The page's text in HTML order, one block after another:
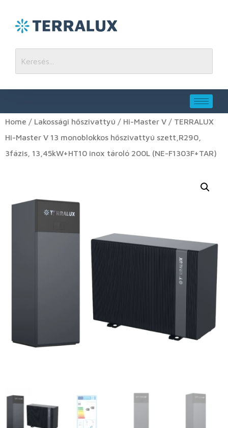
Home / Lakossági hőszivattyú / Hi-Master V / TERRALUX
Hi-Master V 13 monoblokkos hőszivattyú szett,R290,
3fázis, 13,45kW+HT10 inox tároló 200L (NE-F1303F+TAR)